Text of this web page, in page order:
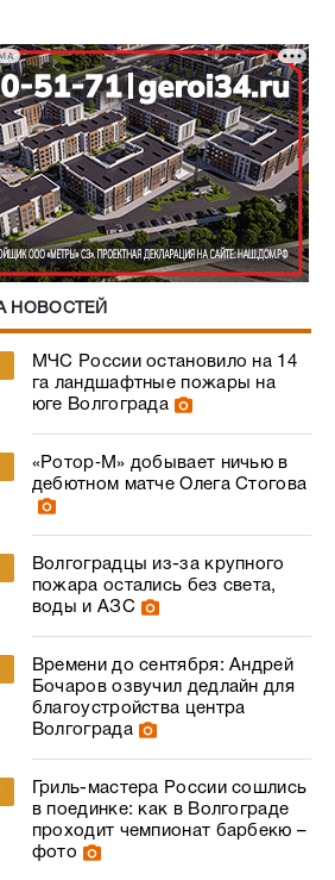
НОВОСТЕЙ
МЧС России остановило на 14
га ландшафтные пожары на
юге Волгограда
«Ротор‑М» добывает ничью в
дебютном матче Олега Стогова
Волгоградцы из-за крупного
пожара остались без света,
воды и АЗС
Времени до сентября: Андрей
Бочаров озвучил дедлайн для
благоустройства центра
Волгограда
Гриль-мастера России сошлись
в поединке: как в Волгограде
проходит чемпионат барбекю –
фото